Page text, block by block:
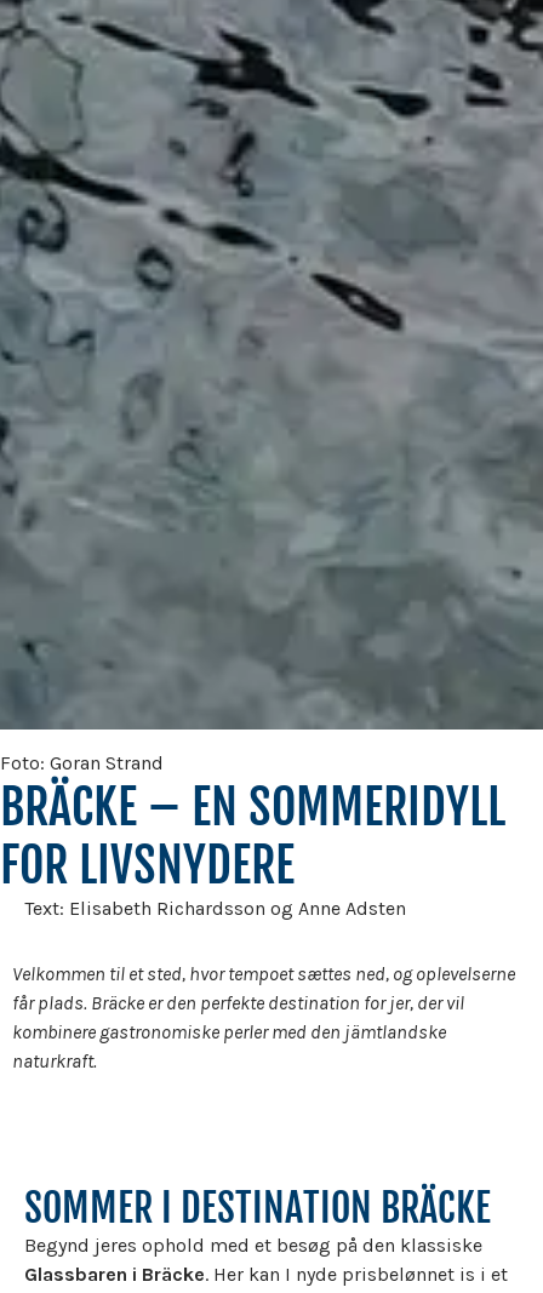
Foto: Goran Strand
BRÄCKE – EN SOMMERIDYLL
FOR LIVSNYDERE
Text: Elisabeth Richardsson og Anne Adsten
Velkommen til et sted, hvor tempoet sættes ned, og oplevelserne
får plads. Bräcke er den perfekte destination for jer, der vil
kombinere gastronomiske perler med den jämtlandske
naturkraft.
SOMMER I DESTINATION BRÄCKE
Begynd jeres ophold med et besøg på den klassiske
Glassbaren i Bräcke. Her kan I nyde prisbelønnet is i et